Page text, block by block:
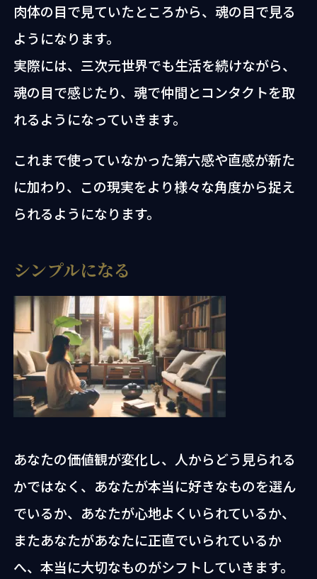
肉体の目で見ていたところから、魂の目で見る
ようになります。
実際には、三次元世界でも生活を続けながら、
魂の目で感じたり、魂で仲間とコンタクトを取
れるようになっていきます。
これまで使っていなかった第六感や直感が新た
に加わり、この現実をより様々な角度から捉え
られるようになります。
シンプルになる
あなたの価値観が変化し、人からどう見られる
かではなく、あなたが本当に好きなものを選ん
でいるか、あなたが心地よくいられているか、
またあなたがあなたに正直でいられているか
へ、本当に大切なものがシフトしていきます。